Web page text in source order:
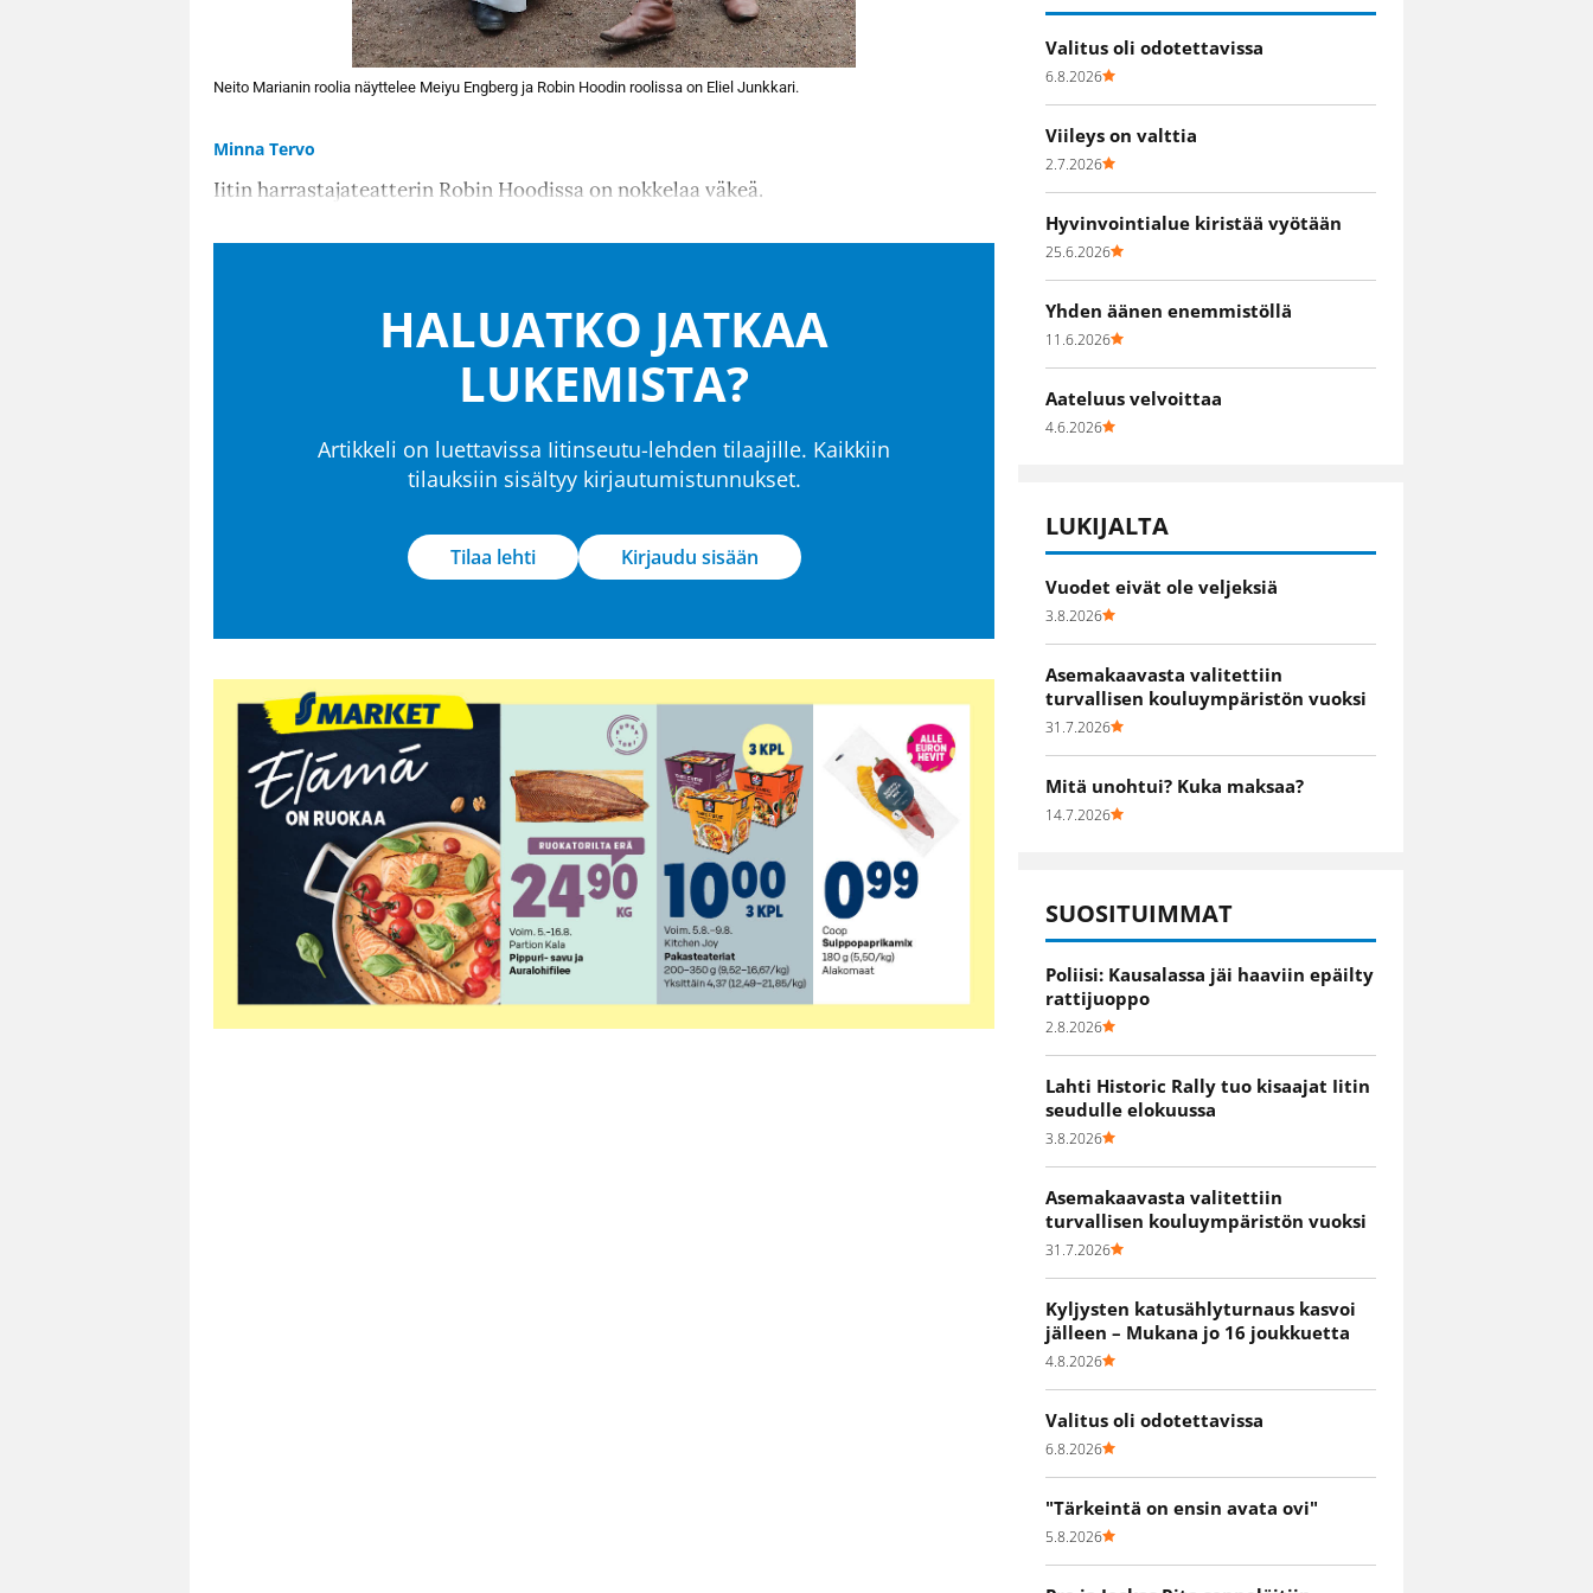
Neito Marianin roolia näyttelee Meiyu Engberg ja Robin Hoodin roolissa on Eliel Junkkari.
Minna Tervo
Iitin harrastajateatterin Robin Hoodissa on nokkelaa väkeä.
HALUATKO JATKAA
LUKEMISTA?
Artikkeli on luettavissa Iitinseutu-lehden tilaajille. Kaikkiin
tilauksiin sisältyy kirjautumistunnukset.
Tilaa lehti Kirjaudu sisään
Valitus oli odotettavissa
6.8.2026
Viileys on valttia
2.7.2026
Hyvinvointialue kiristää vyötään
25.6.2026
Yhden äänen enemmistöllä
11.6.2026
Aateluus velvoittaa
4.6.2026
LUKIJALTA
Vuodet eivät ole veljeksiä
3.8.2026
Asemakaavasta valitettiin
turvallisen kouluympäristön vuoksi
31.7.2026
Mitä unohtui? Kuka maksaa?
14.7.2026
SUOSITUIMMAT
Poliisi: Kausalassa jäi haaviin epäilty
rattijuoppo
2.8.2026
Lahti Historic Rally tuo kisaajat Iitin
seudulle elokuussa
3.8.2026
Asemakaavasta valitettiin
turvallisen kouluympäristön vuoksi
31.7.2026
Kyljysten katusählyturnaus kasvoi
jälleen – Mukana jo 16 joukkuetta
4.8.2026
Valitus oli odotettavissa
6.8.2026
"Tärkeintä on ensin avata ovi"
5.8.2026